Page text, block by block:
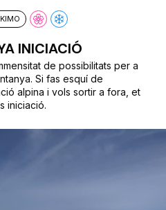
INICIACIÓ
de possibilitats per a
Si fas esquí de
alpina i vols sortir a fora, et
iniciació.